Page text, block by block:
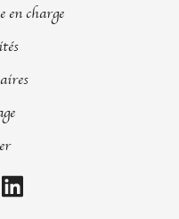
en charge